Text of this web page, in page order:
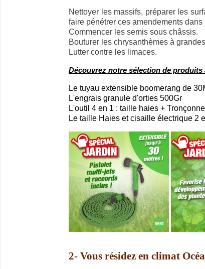
Nettoyer les massifs, préparer les
faire pénétrer ces amendements dans
Commencer les semis sous châssis.
Bouturer les chrysanthèmes à
Lutter contre les limaces.
Découvrez notre sélection de produits
Le tuyau extensible boomerang de
L'engrais granule d'orties 500Gr
L'outil 4 en 1 : taille haies +
Le taille Haies et cisaille électrique 2
2- Vous résidez en climat